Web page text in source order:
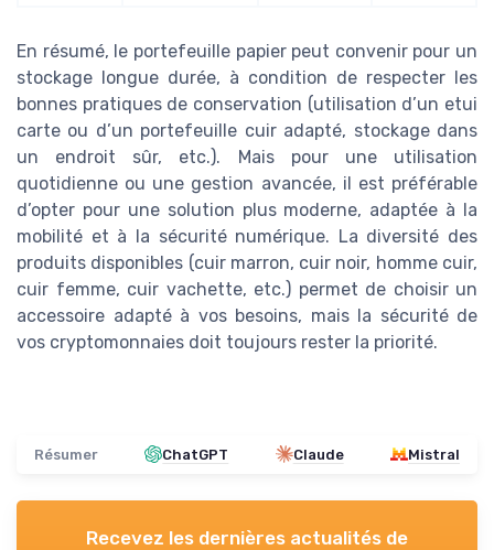
En résumé, le portefeuille papier peut convenir pour un
stockage longue durée, à condition de respecter les
bonnes pratiques de conservation (utilisation d’un etui
carte ou d’un portefeuille cuir adapté, stockage dans
un endroit sûr, etc.). Mais pour une utilisation
quotidienne ou une gestion avancée, il est préférable
d’opter pour une solution plus moderne, adaptée à la
mobilité et à la sécurité numérique. La diversité des
produits disponibles (cuir marron, cuir noir, homme cuir,
cuir femme, cuir vachette, etc.) permet de choisir un
accessoire adapté à vos besoins, mais la sécurité de
vos cryptomonnaies doit toujours rester la priorité.
Résumer ChatGPT Claude Mistral
Recevez les dernières actualités de